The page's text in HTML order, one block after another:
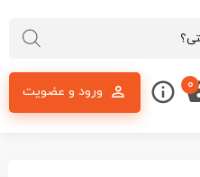
ورود و عضویت ۰